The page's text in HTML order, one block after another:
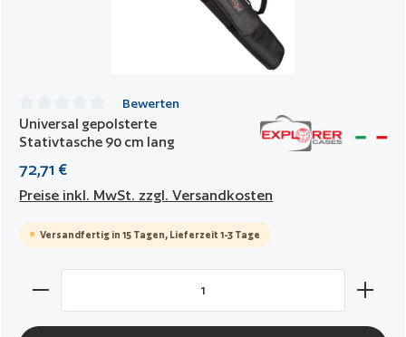
Durchschnittliche Bewertung von 0 von 5 Sternen
Bewerten
Universal gepolsterte
Stativtasche 90 cm lang
72,71 €
Preise inkl. MwSt. zzgl. Versandkosten
Versandfertig in 15 Tagen, Lieferzeit 1-3 Tage
Produkt Anzahl: Gib den gewünschten Wert ein oder